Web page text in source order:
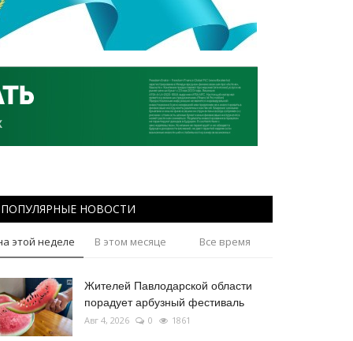
ПОПУЛЯРНЫЕ НОВОСТИ
этой неделе В этом месяце Все время
Жителей Павлодарской области
порадует арбузный фестиваль
Авг 4, 2026 0 1861